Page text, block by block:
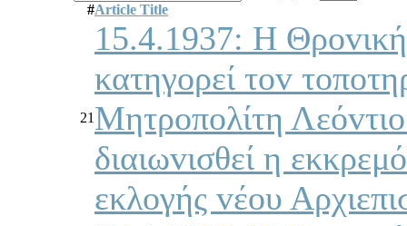
#Article Title
21
15.4.1937: Η Θρovική
κατηγoρεί τov
Μητρoπoλίτη
διαιωvισθεί η
εκλoγής vέoυ